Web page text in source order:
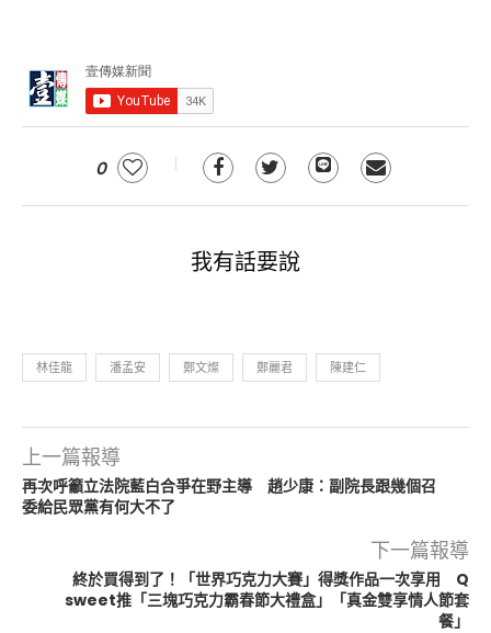
0
我有話要說
林佳龍 潘孟安 鄭文燦 鄭麗君 陳建仁
上一篇報導
再次呼籲立法院藍白合爭在野主導 趙少康：副院長跟幾個召
委給民眾黨有何大不了
下一篇報導
終於買得到了！「世界巧克力大賽」得獎作品一次享用 Q
sweet推「三塊巧克力霸春節大禮盒」「真金雙享情人節套
餐」